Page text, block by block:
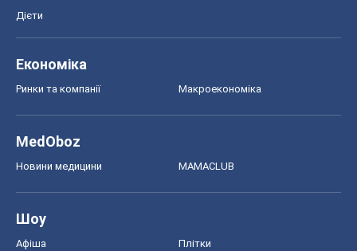
Дієти
Економіка
Ринки та компанії Макроекономіка
MedOboz
Новини медицини MAMACLUB
Шоу
Афіша Плітки